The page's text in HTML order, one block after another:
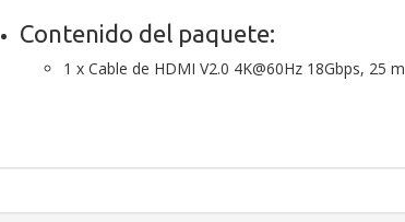
Contenido del paquete:
1 x Cable de HDMI V2.0 4K@60Hz 18Gbps, 25 m